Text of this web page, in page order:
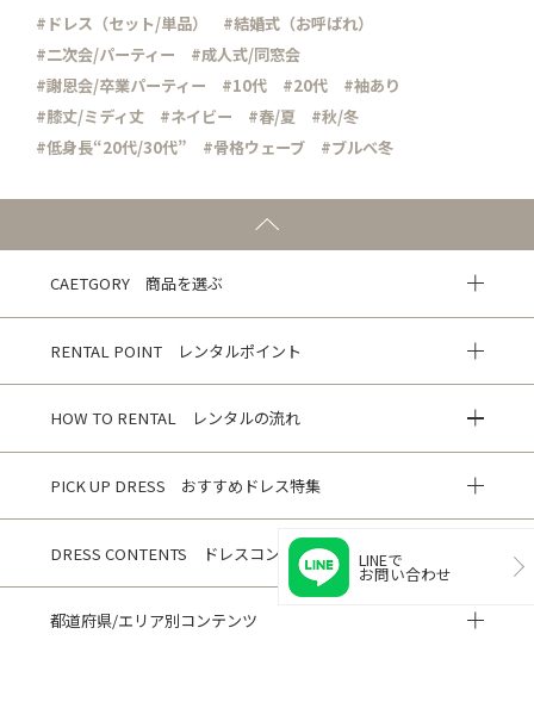
#ドレス（セット/単品）
#結婚式（お呼ばれ）
#二次会/パーティー
#成人式/同窓会
#謝恩会/卒業パーティー
#10代 #20代
#袖あり
#膝丈/ミディ丈
#ネイビー #春/夏
#秋/冬
#低身長“20代/30代”
#骨格ウェーブ #ブルべ冬
CAETGORY 商品を選ぶ
RENTAL POINT レンタルポイント
HOW TO RENTAL レンタルの流れ
PICK UP DRESS おすすめドレス特集
DRESS CONTENTS ドレスコンテンツ
都道府県/エリア別コンテンツ
LINEで
お問い合わせ